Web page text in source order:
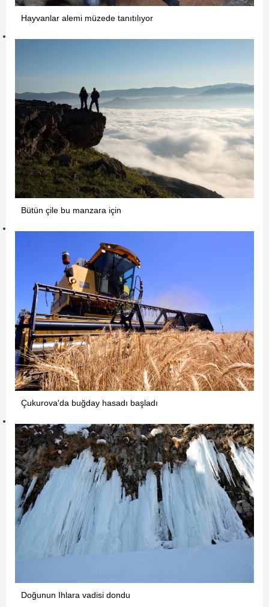
Hayvanlar alemi müzede tanıtılıyor
Bütün çile bu manzara için
Çukurova'da buğday hasadı başladı
Doğunun Ihlara vadisi dondu